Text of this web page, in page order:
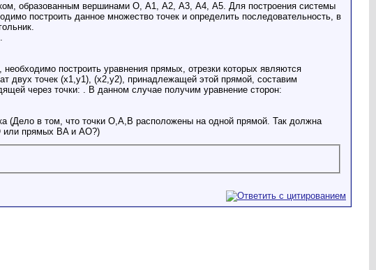
образованным вершинами О, А1, А2, А3, А4, А5. Для построения системы
построить данное множество точек и определить последовательность, в
построить уравнения прямых, отрезки которых являются
двух точек (х1,y1), (x2,y2), принадлежащей этой прямой, составим
через точки: . В данном случае получим уравнение сторон:
(Дело в том, что точки O,A,B расположены на одной прямой. Так должна
или прямых BA и AO?)